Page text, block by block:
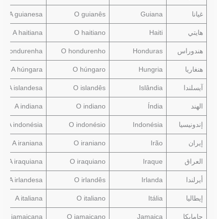
غيانا Guiana
O guianês
A guianesa
هايتي Haiti
O haitiano
A haitiana
هندوراس Honduras
O hondurenho
A hondurenha
هنغاريا Hungria
O húngaro
A húngara
آيسلندا Islândia
O islandês
A islandesa
الهند Índia
O indiano
A indiana
إندونيسيا Indonésia
O indonésio
A indonésia
إيران Irão
O iraniano
A iraniana
العراق Iraque
O iraquiano
A iraquiana
أيرلندا Irlanda
O irlandês
A irlandesa
إيطاليا Itália
O italiano
A italiana
جامايكا Jamaica
O jamaicano
A jamaicana